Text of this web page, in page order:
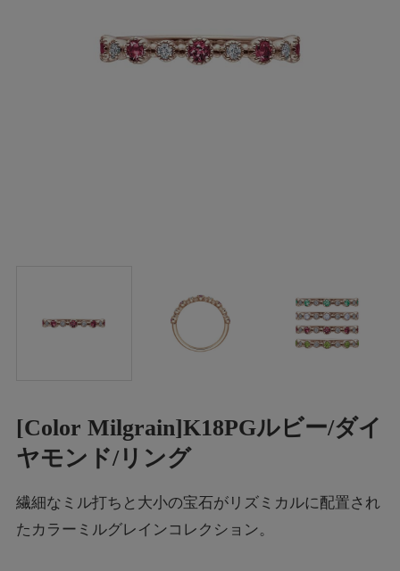
[Color Milgrain]K18PGルビー/ダイ
ヤモンド/リング
繊細なミル打ちと大小の宝石がリズミカルに配置され
たカラーミルグレインコレクション。